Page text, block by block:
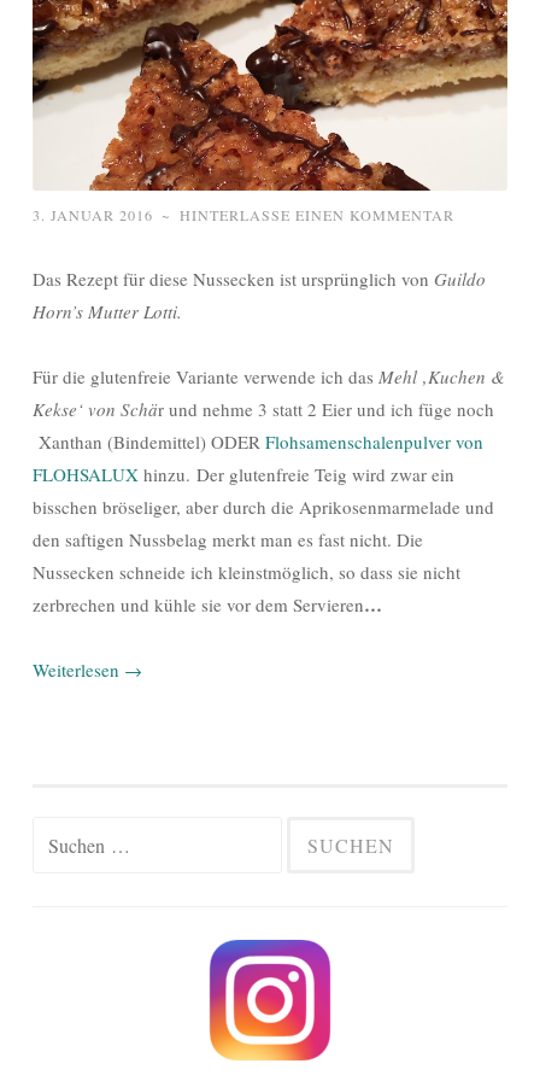
3. JANUAR 2016 ~ HINTERLASSE EINEN KOMMENTAR
Das Rezept für diese Nussecken ist ursprünglich von Guildo
Horn’s Mutter Lotti.
Für die glutenfreie Variante verwende ich das Mehl ‚Kuchen &
Kekse‘ von Schär und nehme 3 statt 2 Eier und ich füge noch
Xanthan (Bindemittel) ODER Flohsamenschalenpulver von
FLOHSALUX hinzu. Der glutenfreie Teig wird zwar ein
bisschen bröseliger, aber durch die Aprikosenmarmelade und
den saftigen Nussbelag merkt man es fast nicht. Die
Nussecken schneide ich kleinstmöglich, so dass sie nicht
zerbrechen und kühle sie vor dem Servieren…
Weiterlesen →
Suchen